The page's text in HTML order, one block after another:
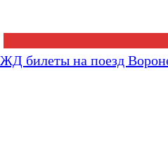
ЖД билеты на поезд